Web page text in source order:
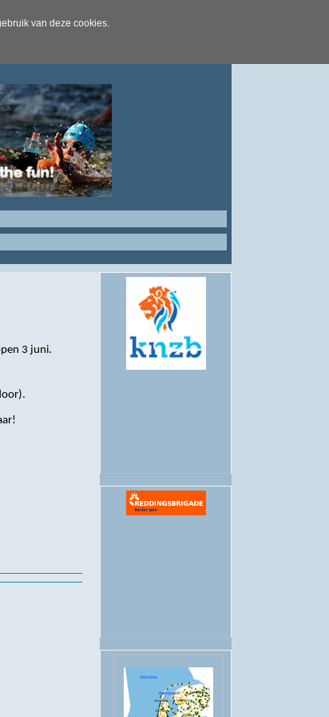
van deze cookies.
3 juni.